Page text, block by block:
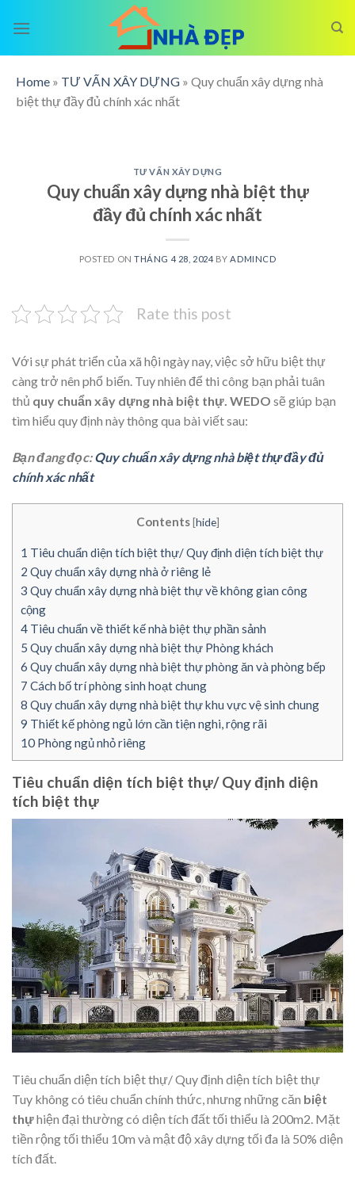
Home » TƯ VẤN XÂY DỰNG » Quy chuẩn xây dựng nhà
biệt thự đầy đủ chính xác nhất
TƯ VẤN XÂY DỰNG
Quy chuẩn xây dựng nhà biệt thự
đầy đủ chính xác nhất
POSTED ONTHÁNG 4 28, 2024 BYADMINCD
Rate this post
Với sự phát triển của xã hội ngày nay, việc sở hữu biệt thự
càng trở nên phổ biến. Tuy nhiên để thi công bạn phải tuân
thủ quy chuẩn xây dựng nhà biệt thự. WEDO sẽ giúp bạn
tìm hiểu quy định này thông qua bài viết sau:
Bạn đang đọc:Quy chuẩn xây dựng nhà biệt thự đầy đủ
chính xác nhất
Contents [hide]
1 Tiêu chuẩn diện tích biệt thự/ Quy định diện tích biệt thự
2 Quy chuẩn xây dựng nhà ở riêng lẻ
3 Quy chuẩn xây dựng nhà biệt thự về không gian công
cộng
4 Tiêu chuẩn về thiết kế nhà biệt thự phần sảnh
5 Quy chuẩn xây dựng nhà biệt thự Phòng khách
6 Quy chuẩn xây dựng nhà biệt thự phòng ăn và phòng bếp
7 Cách bố trí phòng sinh hoạt chung
8 Quy chuẩn xây dựng nhà biệt thự khu vực vệ sinh chung
9 Thiết kế phòng ngủ lớn cần tiện nghi, rộng rãi
10 Phòng ngủ nhỏ riêng
Tiêu chuẩn diện tích biệt thự/ Quy định diện
tích biệt thự
Tiêu chuẩn diện tích biệt thự/ Quy định diện tích biệt thự
Tuy không có tiêu chuẩn chính thức, nhưng những căn biệt
thựhiện đại thường có diện tích đất tối thiểu là 200m2. Mặt
tiền rộng tối thiểu 10m và mật độ xây dựng tối đa là 50% diện
tích đất.